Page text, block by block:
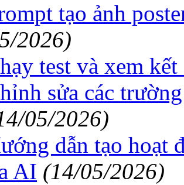
tạo ảnh
2026)
test và xem
sửa các
05/2026)
dẫn tạo hoạt
AI (14/05/2026)